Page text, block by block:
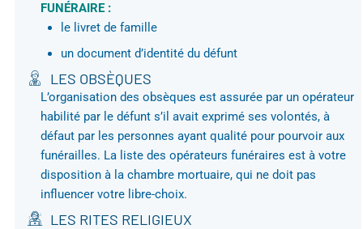
FUNÉRAIRE :
le livret de famille
un document d’identité du défunt
LES OBSÈQUES
L’organisation des obsèques est assurée par un opérateur
habilité par le défunt s’il avait exprimé ses volontés, à
défaut par les personnes ayant qualité pour pourvoir aux
funérailles. La liste des opérateurs funéraires est à votre
disposition à la chambre mortuaire, qui ne doit pas
influencer votre libre-choix.
LES RITES RELIGIEUX